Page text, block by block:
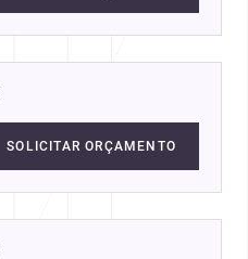
SOLICITAR ORÇAMENTO